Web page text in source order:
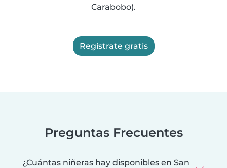
Carabobo).
Regístrate gratis
Preguntas Frecuentes
¿Cuántas niñeras hay disponibles en San